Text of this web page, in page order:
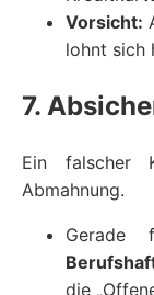
Vorsicht:
lohnt sich
7.
Ein falscher
Abmahnung.
die